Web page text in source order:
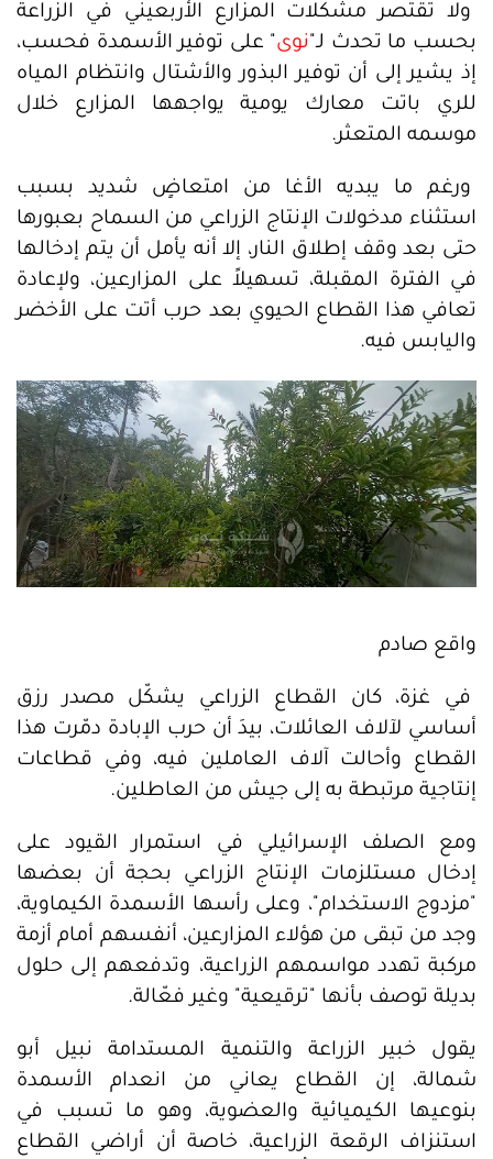
ولا تقتصر مشكلات المزارع الأربعيني في الزراعة
بحسب ما تحدث لـ"نوى" على توفير الأسمدة فحسب،
إذ يشير إلى أن توفير البذور والأشتال وانتظام المياه
للري باتت معارك يومية يواجهها المزارع خلال
موسمه المتعثر.
ورغم ما يبديه الأغا من امتعاضٍ شديد بسبب
استثناء مدخولات الإنتاج الزراعي من السماح بعبورها
حتى بعد وقف إطلاق النار، إلا أنه يأمل أن يتم إدخالها
في الفترة المقبلة، تسهيلاً على المزارعين، ولإعادة
تعافي هذا القطاع الحيوي بعد حرب أتت على الأخضر
واليابس فيه.
واقع صادم
في غزة، كان القطاع الزراعي يشكّل مصدر رزق
أساسي لآلاف العائلات، بيدَ أن حرب الإبادة دمّرت هذا
القطاع وأحالت آلاف العاملين فيه، وفي قطاعات
إنتاجية مرتبطة به إلى جيش من العاطلين.
ومع الصلف الإسرائيلي في استمرار القيود على
إدخال مستلزمات الإنتاج الزراعي بحجة أن بعضها
"مزدوج الاستخدام"، وعلى رأسها الأسمدة الكيماوية،
وجد من تبقى من هؤلاء المزارعين، أنفسهم أمام أزمة
مركبة تهدد مواسمهم الزراعية، وتدفعهم إلى حلول
بديلة توصف بأنها "ترقيعية" وغير فعّالة.
يقول خبير الزراعة والتنمية المستدامة نبيل أبو
شمالة، إن القطاع يعاني من انعدام الأسمدة
بنوعيها الكيميائية والعضوية، وهو ما تسبب في
استنزاف الرقعة الزراعية، خاصة أن أراضي القطاع